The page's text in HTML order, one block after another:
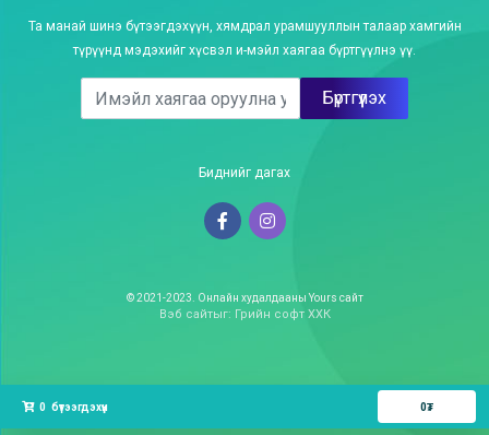
Та манай шинэ бүтээгдэхүүн, хямдрал урамшууллын талаар хамгийн
түрүүнд мэдэхийг хүсвэл и-мэйл хаягаа бүртгүүлнэ үү.
Бүртгүүлэх
Биднийг дагах
© 2021-2023. Онлайн худалдааны Yours сайт
Вэб сайтыг: Грийн софт ХХК
0 бүтээгдэхүүн 0₮